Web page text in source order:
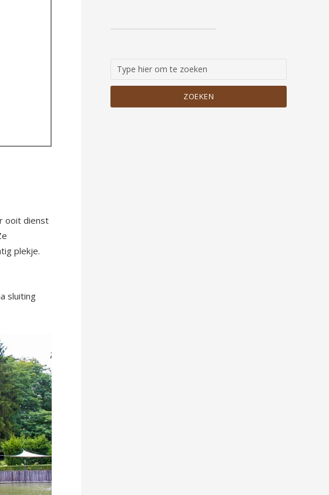
ooit dienst
plekje.
sluiting
ZOEKEN